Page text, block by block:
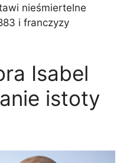
nieśmiertelne
i franczyzy
Isabel
istoty